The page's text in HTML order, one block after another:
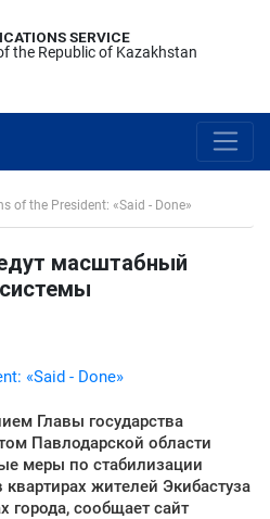
SERVICE
the Republic of Kazakhstan
of the President: «Said - Done»
масштабный
«Said - Done»
Главы государства
Павлодарской области
меры по стабилизации
жителей Экибастуза
города, сообщает сайт